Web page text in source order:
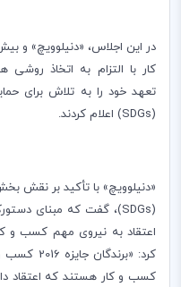
در این اجلاس، «دنیلوویچ» و
کار با التزام به اتخاذ
تعهد خود را به تلاش برای
(
SDGs) اعلام کردند. ‌
«دنیلوویچ» با تأکید بر نقش
(
SDGs
اعتقاد به نیروی مهم کسب و
کرد:
کسب و کار هستند که اعتقاد